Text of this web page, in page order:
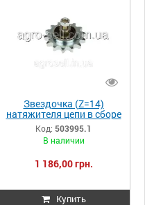
Звездочка (Z=14)
натяжителя цепи в сборе
(066179.0)
Mega/Med/Dom/Com
503995.1 503995
Код: 503995.1
В наличии
1 186,00 грн.
Купить